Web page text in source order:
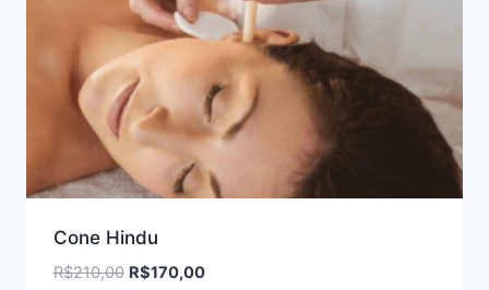
Cone Hindu
R$210,00 O
R$170,00O